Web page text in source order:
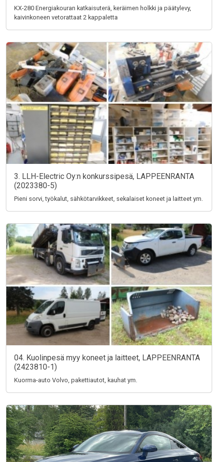
KX-280 Energiakouran katkaisuterä, keräimen holkki ja päätylevy,
kaivinkoneen vetorattaat 2 kappaletta
3. LLH-Electric Oy:n konkurssipesä, LAPPEENRANTA
(2023380-5)
Pieni sorvi, työkalut, sähkötarvikkeet, sekalaiset koneet ja laitteet ym.
04. Kuolinpesä myy koneet ja laitteet, LAPPEENRANTA
(2423810-1)
Kuorma-auto Volvo, pakettiautot, kauhat ym.